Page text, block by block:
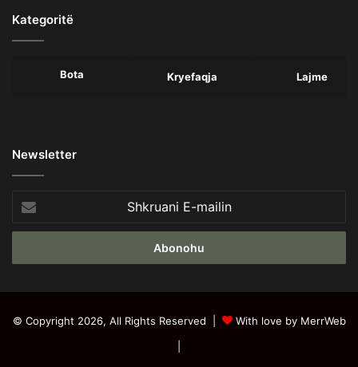
Kategoritë
Bota Kryefaqja Lajme
Newsletter
E-
mailin
© Copyright 2026, All Rights Reserved |
With love by MerrWeb